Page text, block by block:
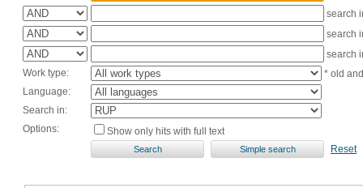
search
search
search
Work type:
* old
Language:
Search in:
Options:
Show only hits with full text
Reset